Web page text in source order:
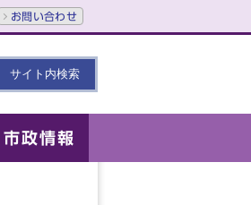
お問い合わせ
市政情報